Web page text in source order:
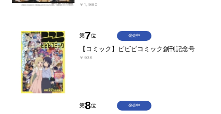
￥1,980
第7位
【コミック】ビビビコミック創刊記念号
￥935
発売中
第8位 発売中